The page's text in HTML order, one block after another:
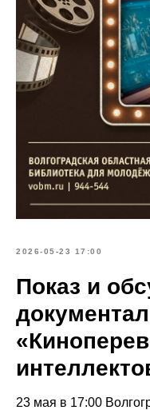
2026-05-23 17:00
Показ и
23 мая в 17:00